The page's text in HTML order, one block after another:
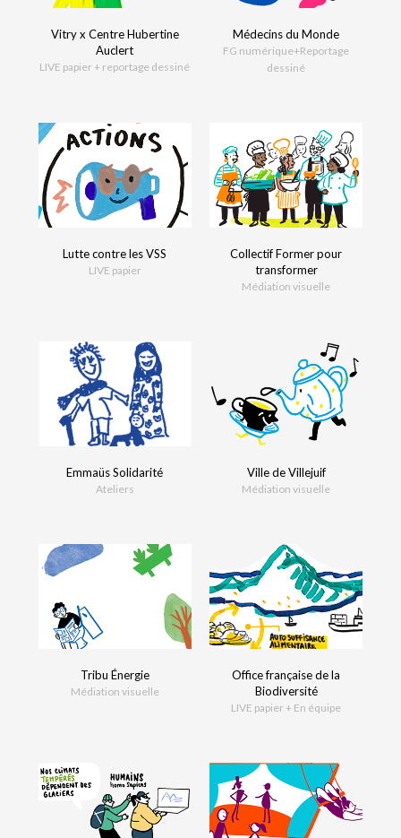
Vitry x Centre Hubertine
Auclert
LIVE papier + reportage dessiné
Médecins du Monde
FG numérique+Reportage
dessiné
Lutte contre les VSS
LIVE papier
Collectif Former pour
transformer
Médiation visuelle
Emmaüs Solidarité
Ateliers
Ville de Villejuif
Médiation visuelle
Tribu Énergie
Médiation visuelle
Office française de la
Biodiversité
LIVE papier + En équipe